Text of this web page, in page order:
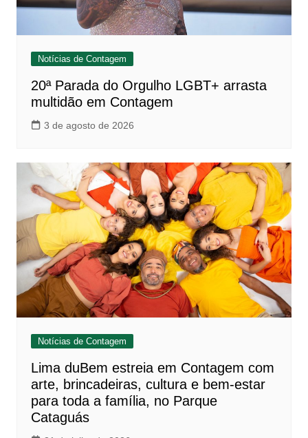
Notícias de Contagem
20ª Parada do Orgulho LGBT+ arrasta
multidão em Contagem
3 de agosto de 2026
Notícias de Contagem
Lima duBem estreia em Contagem com
arte, brincadeiras, cultura e bem-estar
para toda a família, no Parque
Cataguás